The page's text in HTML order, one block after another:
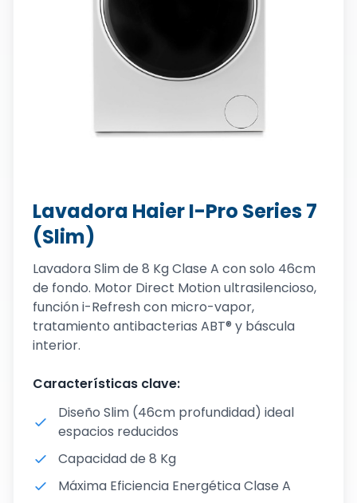
Lavadora Haier I-Pro Series 7
(Slim)
Lavadora Slim de 8 Kg Clase A con solo 46cm
de fondo. Motor Direct Motion ultrasilencioso,
función i-Refresh con micro-vapor,
tratamiento antibacterias ABT® y báscula
interior.
Características clave:
Diseño Slim (46cm profundidad) ideal
espacios reducidos
Capacidad de 8 Kg
Máxima Eficiencia Energética Clase A